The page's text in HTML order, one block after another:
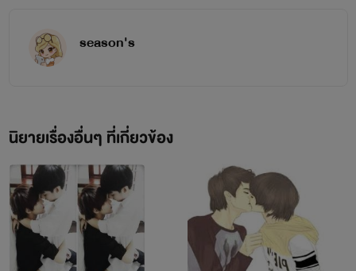
มหันต์กับคนที่ผมรักไปแล้ว......
season's
นิยายเรื่องอื่นๆ ที่เกี่ยวข้อง